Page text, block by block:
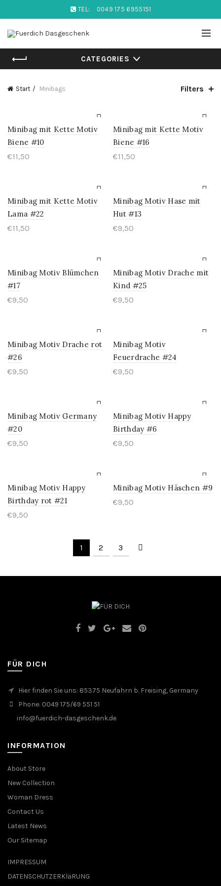
TEL: 0049 175 6955151
CATEGORIES
Start Minibags Filters
Minibag mit Kette Motiv
Biene #10
€11,50
Minibag mit Kette Motiv
Biene #16
€11,50
Minibag mit Kette Motiv
Lama #22
€11,50
Minibag Motiv Hase mit
Hut #13
€9,50
Minibag Motiv Blümchen
#17
€9,50
Minibag Motiv Drache mit
Kind #25
€9,50
Minibag Motiv Drache rot
#26
€9,50
Minibag Motiv
Feuerdrache #24
€9,50
Minibag Motiv Germany
#20
€9,50
Minibag Motiv Happy
Birthday #6
€9,50
Minibag Motiv Happy
Birthday rot #21
€9,50
Minibag Motiv Häschen #9
€9,50
1 2 3
FÜR DICH
Hier finden Sie uns: 85375 Neufahrn b. Freising, Germany
Phone: 0049 175/69 551 51
info@fuerdich-dasgeschenk.de
INFORMATION
About Store
New Collection
Woman Dress
Contact Us
Latest News
Our Sitemap
IMPRESSUM
DATENSCHUTZERKläRUNG